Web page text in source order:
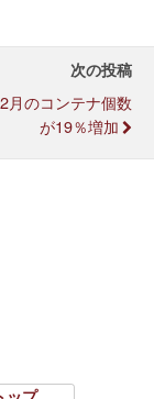
次の投稿
月のコンテナ個数
が19％増加